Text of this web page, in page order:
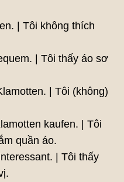
| Tôi không thích
| Tôi thấy áo sơ
| Tôi (không)
kaufen. | Tôi
quần áo.
| Tôi thấy